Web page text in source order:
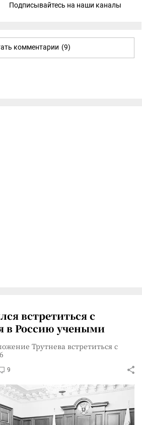
Подписывайтесь на наши каналы
комментарии (9)
встретиться с
в Россию учеными
Трутнева встретиться с
9